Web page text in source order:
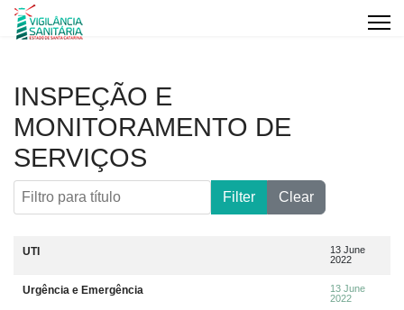
INSPEÇÃO E
MONITORAMENTO DE
SERVIÇOS
Filtro para título
Filter Clear
Title
UTI
13 June
2022
Urgência e Emergência
13 June
2022